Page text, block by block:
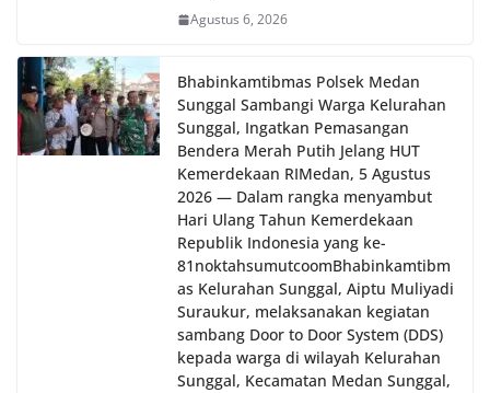
Agustus 6, 2026
Bhabinkamtibmas Polsek Medan
Sunggal Sambangi Warga Kelurahan
Sunggal, Ingatkan Pemasangan
Bendera Merah Putih Jelang HUT
Kemerdekaan RI‎‎Medan, 5 Agustus
2026 — Dalam rangka menyambut
Hari Ulang Tahun Kemerdekaan
Republik Indonesia yang ke-
81noktahsumutcoomBhabinkamtibm
as Kelurahan Sunggal, Aiptu Muliyadi
Suraukur, melaksanakan kegiatan
sambang Door to Door System (DDS)
kepada warga di wilayah Kelurahan
Sunggal, Kecamatan Medan Sunggal,